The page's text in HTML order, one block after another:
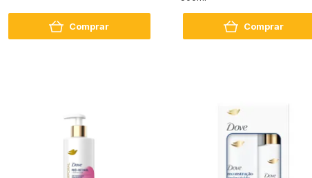
Comprar Comprar